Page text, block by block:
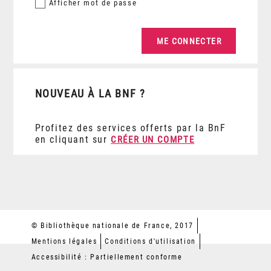
Afficher mot de passe
NOUVEAU À LA BNF ?
Profitez des services offerts par la BnF
en cliquant sur CRÉER UN COMPTE
© Bibliothèque nationale de France, 2017
Mentions légales
Conditions d'utilisation
Accessibilité : Partiellement conforme